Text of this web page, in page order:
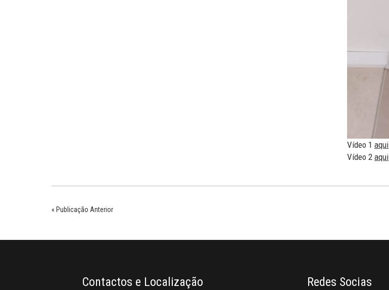
Vídeo 1 aqui
Vídeo 2 aqui
« Publicação Anterior
Contactos e Localização Redes Socias